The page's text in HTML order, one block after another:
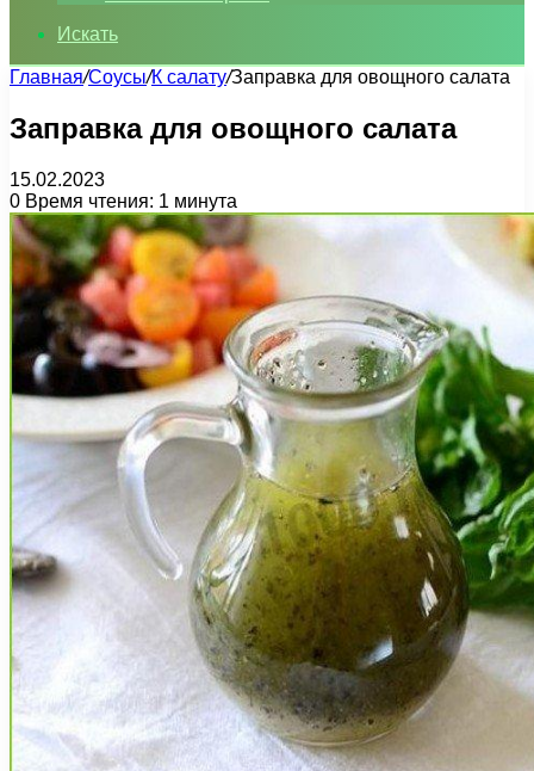
Искать
Главная/Соусы/К салату/Заправка для овощного салата
Заправка для овощного салата
15.02.2023
0 Время чтения: 1 минута